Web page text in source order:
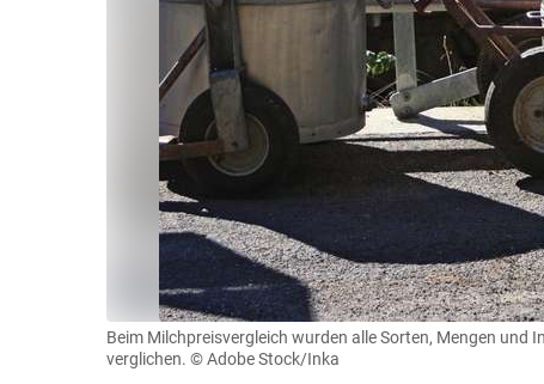
Beim Milchpreisvergleich wurden alle Sorten, Mengen
verglichen. © Adobe Stock/Inka